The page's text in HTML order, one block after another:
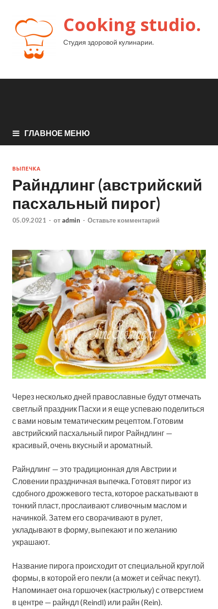
Cooking studio.
Студия здоровой кулинарии.
ГЛАВНОЕ МЕНЮ
ВЫПЕЧКА
Райндлинг (австрийский
пасхальный пирог)
05.09.2021 - от admin - Оставьте комментарий
Через несколько дней православные будут отмечать
светлый праздник Пасхи и я еще успеваю поделиться
с вами новым тематическим рецептом. Готовим
австрийский пасхальный пирог Райндлинг —
красивый, очень вкусный и ароматный.
Райндлинг — это традиционная для Австрии и
Словении праздничная выпечка. Готовят пирог из
сдобного дрожжевого теста, которое раскатывают в
тонкий пласт, прослаивают сливочным маслом и
начинкой. Затем его сворачивают в рулет,
укладывают в форму, выпекают и по желанию
украшают.
Название пирога происходит от специальной круглой
формы, в которой его пекли (а может и сейчас пекут).
Напоминает она горшочек (кастрюльку) с отверстием
в центре — райндл (Reindl) или райн (Rein).